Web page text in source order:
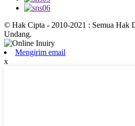
© Hak Cipta - 2010-2021 : Semua Hak
Undang.
Mengirim email
x